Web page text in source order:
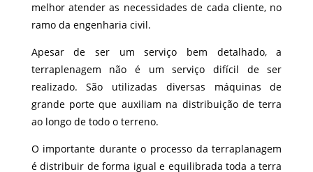
melhor atender as necessidades de cada cliente, no
ramo da engenharia civil.
Apesar de ser um serviço bem detalhado, a
terraplenagem não é um serviço difícil de ser
realizado. São utilizadas diversas máquinas de
grande porte que auxiliam na distribuição de terra
ao longo de todo o terreno.
O importante durante o processo da terraplanagem
é distribuir de forma igual e equilibrada toda a terra